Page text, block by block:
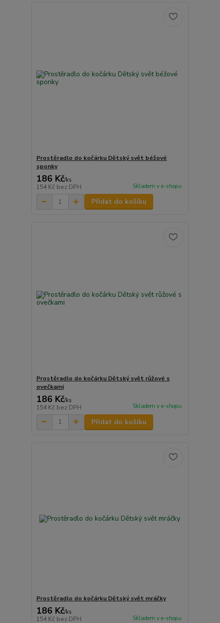
Prostěradlo do kočárku Dětský svět béžové
sponky
186 Kč/ks
154 Kč bez DPH Skladem v e-shopu
Přidat do košíku
Prostěradlo do kočárku Dětský svět růžové s
ovečkami
186 Kč/ks
154 Kč bez DPH Skladem v e-shopu
Přidat do košíku
Prostěradlo do kočárku Dětský svět mráčky
186 Kč/ks
154 Kč bez DPH Skladem v e-shopu